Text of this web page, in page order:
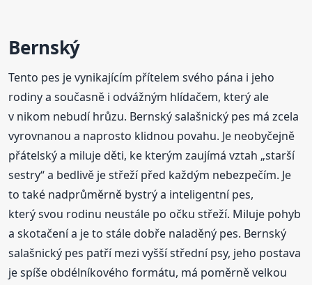
Bernský
Tento pes je vynikajícím přítelem svého pána i jeho
rodiny a současně i odvážným hlídačem, který ale
v nikom nebudí hrůzu. Bernský salašnický pes má zcela
vyrovnanou a naprosto klidnou povahu. Je neobyčejně
přátelský a miluje děti, ke kterým zaujímá vztah „starší
sestry“ a bedlivě je střeží před každým nebezpečím. Je
to také nadprůměrně bystrý a inteligentní pes,
který svou rodinu neustále po očku střeží. Miluje pohyb
a skotačení a je to stále dobře naladěný pes. Bernský
salašnický pes patří mezi vyšší střední psy, jeho postava
je spíše obdélníkového formátu, má poměrně velkou